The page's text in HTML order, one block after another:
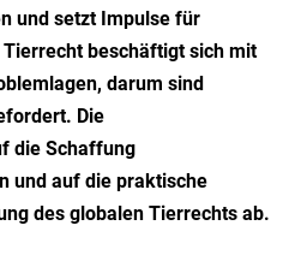
und setzt Impulse für
beschäftigt sich mit
darum sind
Die
die Schaffung
und auf die praktische
des globalen Tierrechts ab.